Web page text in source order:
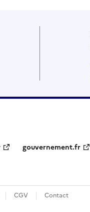
gouvernement.fr
CGV Contact